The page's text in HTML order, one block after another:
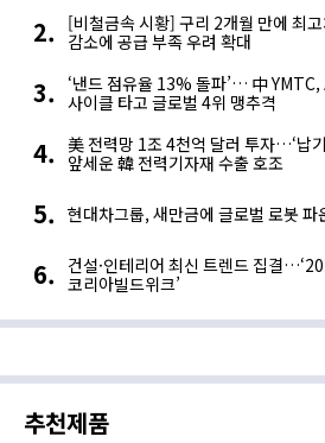
[비철금속 시황] 구리 2개월 만에 최
감소에 공급 부족 우려 확대
‘낸드 점유율 13% 돌파’… 中 YMTC,
사이클 타고 글로벌 4위 맹추격
美 전력망 1조 4천억 달러 투자…‘납
앞세운 韓 전력기자재 수출 호조
현대차그룹, 새만금에 글로벌 로봇 파
건설·인테리어 최신 트렌드 집결
코리아빌드위크’
추천제품